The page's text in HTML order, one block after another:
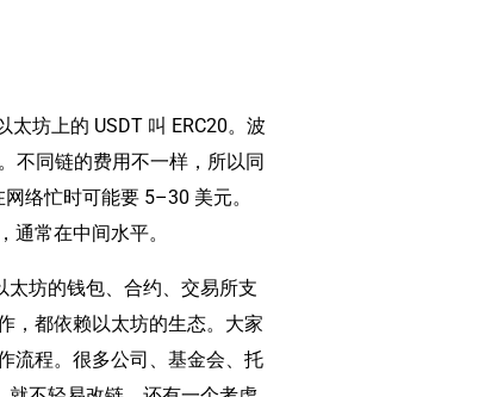
太坊上的 USDT 叫 ERC20。波
不同链的费用不一样，所以同
络忙时可能要 5–30 美元。
通常在中间水平。
太坊的钱包、合约、交易所支
，都依赖以太坊的生态。大家
流程。很多公司、基金会、托